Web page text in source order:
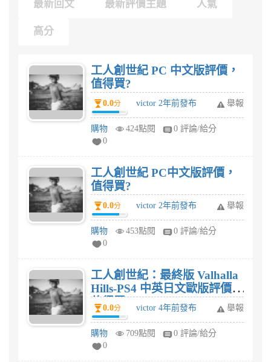
最新回文 最新評價主題 人氣
高分
工人創世紀 PC 中文版評價，
值得買?
0.0分 victor 2年前發布 舉報
購物 424點閱
0 評論/給分
0
工人創世紀 PC中文版評價，
值得買?
0.0分 victor 2年前發布 舉報
購物 453點閱
0 評論/給分
0
工人創世紀：最終版 Valhalla
Hills-PS4 中英日文歐版評價，
值得買?
0.0分 victor 4年前發布 舉報
購物 709點閱
0 評論/給分
0